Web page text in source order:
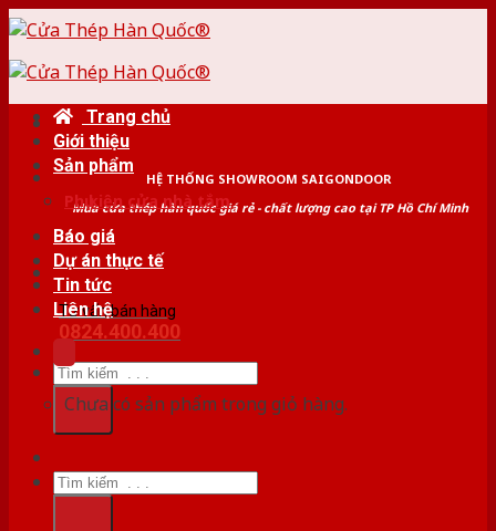
Skip
content
HỆ THỐNG SHOWROOM SAIGONDOOR
Mua cửa thép hàn quốc giá rẻ - chất lượng cao tại TP Hồ Chí Minh
Tư vấn bán hàng
0824.400.400
Tìm
kiếm:
Trang chủ
Giới thiệu
Sản phẩm
Phụ kiện cửa nhà tắm
Báo giá
Dự án thực tế
Tin tức
Liên hệ
Chưa có sản phẩm trong giỏ hàng.
Tìm
kiếm: